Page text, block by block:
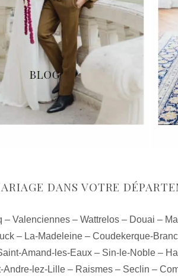
DANS VOTRE
– Valenciennes– Wattrelos– Douai –
– La-Madeleine – Coudekerque-
Amand-les-Eaux – Sin-le-Noble –
Andre-lez-Lille– Raismes– Seclin –